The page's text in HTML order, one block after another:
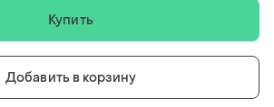
Купить
Добавить в корзину